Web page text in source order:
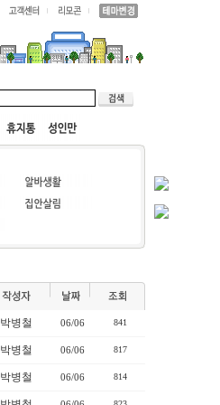
박병철 06/06 841
박병철 06/06 817
박병철 06/06 814